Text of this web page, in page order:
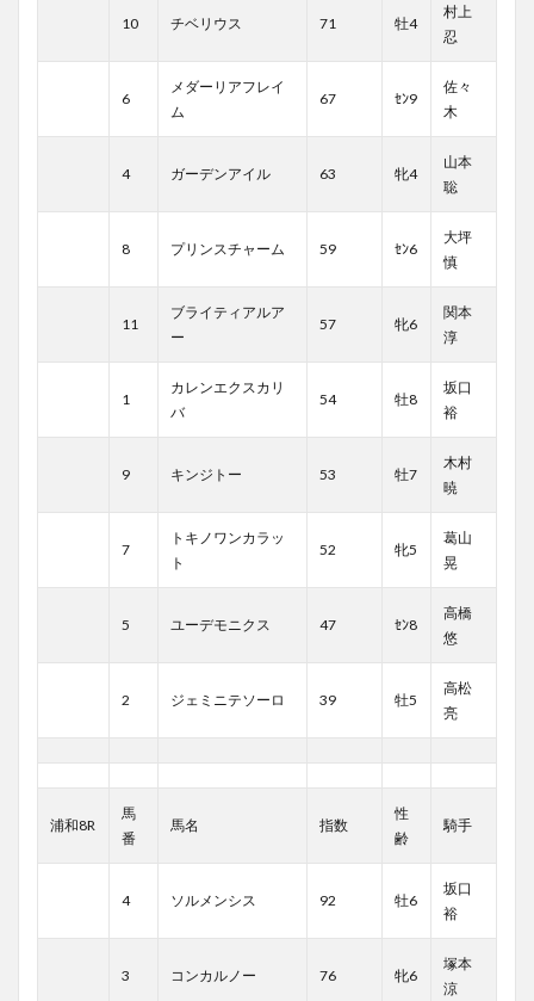
10 チベリウス 71 牡4
村上
忍
6
メダーリアフレイ
ム
67 ｾﾝ9
佐々
木
4 ガーデンアイル 63 牝4
山本
聡
8 プリンスチャーム 59 ｾﾝ6
大坪
慎
11
ブライティアルア
ー
57 牝6
関本
淳
1
カレンエクスカリ
バ
54 牡8
坂口
裕
9 キンジトー 53 牡7
木村
暁
7
トキノワンカラッ
ト
52 牝5
葛山
晃
5 ユーデモニクス 47 ｾﾝ8
高橋
悠
2 ジェミニテソーロ 39 牡5
高松
亮
浦和8R
馬
番
馬名 指数
性
齢
騎手
4 ソルメンシス 92 牡6
坂口
裕
3 コンカルノー 76 牝6
塚本
涼